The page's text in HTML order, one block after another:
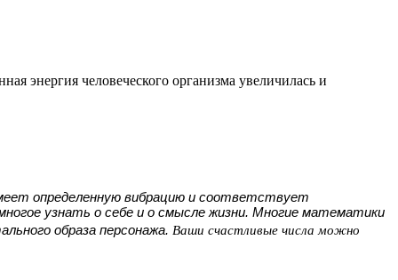
энергия человеческого организма увеличилась и
определенную вибрацию и соответствует
узнать о себе и о смысле жизни. Многие математики
образа персонажа. Ваши счастливые числа можно